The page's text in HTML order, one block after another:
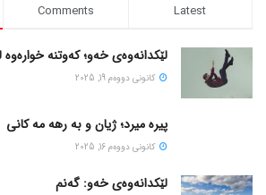
Comments Latest
لێکدانەوەی خەو؛ کەوتنە خوارەوە
كانونی دووه‌م 19, 2025
پیره میرد؛ ژیان و به رهه مه کانی
كانونی دووه‌م 16, 2025
لێکدانەوەی خەو: گەنم